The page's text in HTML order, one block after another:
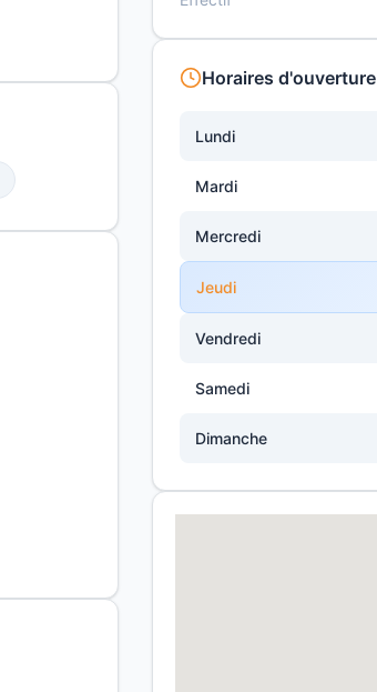
Horaires d'ouverture
Lundi
Mardi
Mercredi
Jeudi
Vendredi
Samedi
Dimanche